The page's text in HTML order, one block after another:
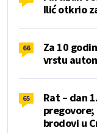
Ilić otkrio
66
Za 10
vrstu
65
Rat – dan
pregovore;
brodovi u